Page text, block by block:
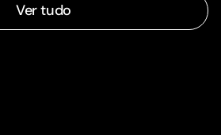
Ver tudo